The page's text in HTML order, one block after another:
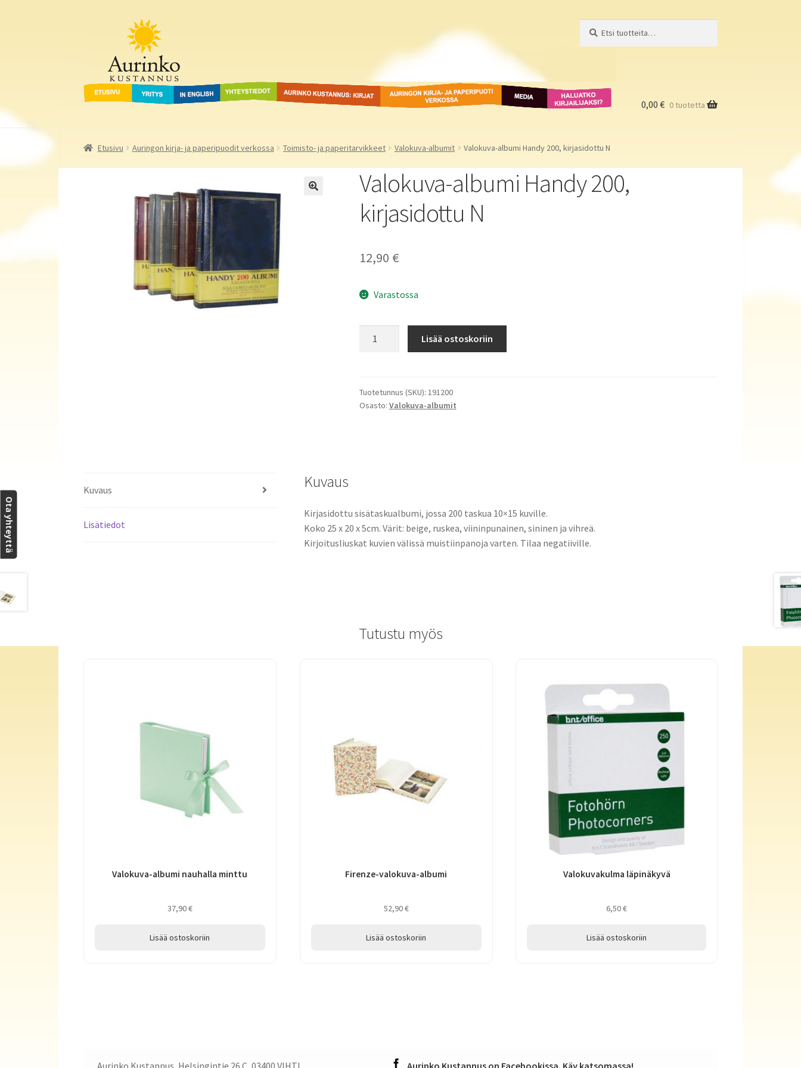
navigointiin
Aurinko Kustannus
Etusivu Yritys In English Yhteystiedot Aurinko Kustannus: kirjat Auringon kirja- ja
paperipuodit verkossa
Media
Haluatko
kirjailijaksi?
0,00 € 0 tuotetta
Etusivu Auringon kirja- ja paperipuodit verkossa Toimisto- ja paperitarvikkeet Valokuva-albumit Valokuva-albumi Handy 200, kirjasidottu N
Valokuva-albumi Handy 200,
kirjasidottu N
12,90 €
Varastossa
kirjasidottu
N
Lisää ostoskoriin
Tuotetunnus (SKU): 191200
Osasto: Valokuva-albumit
Kuvaus
Lisätiedot
Kuvaus
Kirjasidottu sisätaskualbumi, jossa 200 taskua 10×15 kuville.
Koko 25 x 20 x 5cm. Värit: beige, ruskea, viininpunainen, sininen ja vihreä.
Kirjoitusliuskat kuvien välissä muistiinpanoja varten. Tilaa negatiiville.
Tutustu myös
Valokuva-albumi nauhalla minttu
37,90€
Lisää ostoskoriin
Firenze-valokuva-albumi
52,90€
Lisää ostoskoriin
Valokuvakulma läpinäkyvä
6,50€
Lisää ostoskoriin
Aurinko Kustannus, Helsingintie 26 C, 03400 VIHTI Aurinko Kustannus on Facebookissa. Käy katsomassa!
Ota yhteyttä